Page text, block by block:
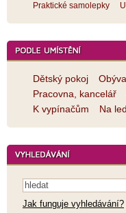
Praktické samolepky
Dětský pokoj
Pracovna, kancelář
K vypínačům
Na
Jak funguje vyhledávání?